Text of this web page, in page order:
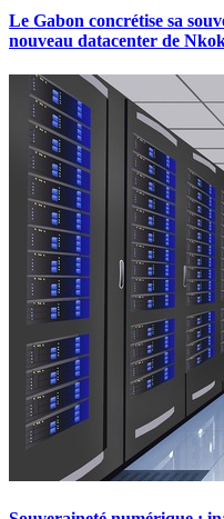
Le Gabon concrétise sa
nouveau datacenter de